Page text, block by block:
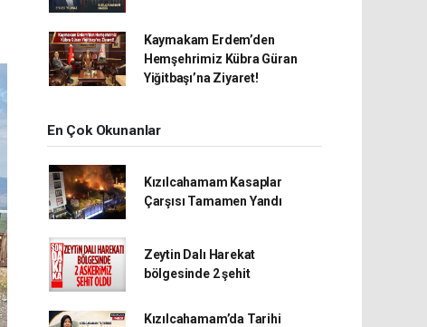
Kaymakam Erdem’den
Hemşehrimiz Kübra Güran
Yiğitbaşı’na Ziyaret!
En Çok Okunanlar
Kızılcahamam Kasaplar
Çarşısı Tamamen Yandı
Zeytin Dalı Harekat
bölgesinde 2 şehit
Kızılcahamam’da Tarihi